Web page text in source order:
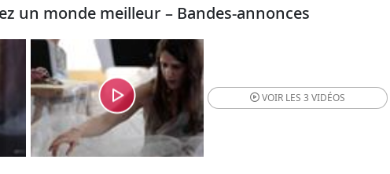
un monde meilleur – Bandes-annonces
VOIR LES3 VIDÉOS